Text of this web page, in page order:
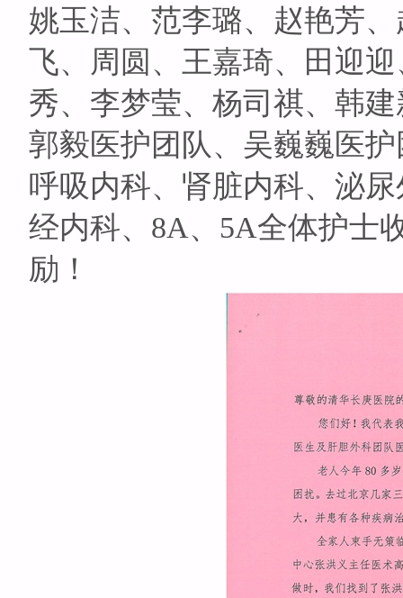
姚玉洁、范李璐、赵艳芳
飞、周圆、王嘉琦、田迎
秀、李梦莹、杨司祺、韩
郭毅医护团队、吴巍巍医
呼吸内科、肾脏内科、泌
经内科、8A、5A全体护士
励！